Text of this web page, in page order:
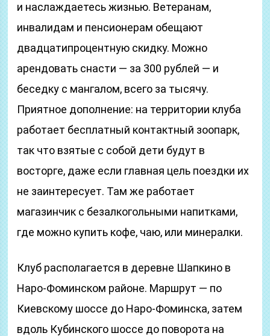
и наслаждаетесь жизнью. Ветеранам,
инвалидам и пенсионерам обещают
двадцатипроцентную скидку. Можно
арендовать снасти — за 300 рублей — и
беседку с мангалом, всего за тысячу.
Приятное дополнение: на территории клуба
работает бесплатный контактный зоопарк,
так что взятые с собой дети будут в
восторге, даже если главная цель поездки их
не заинтересует. Там же работает
магазинчик с безалкогольными напитками,
где можно купить кофе, чаю, или минералки.
Клуб располагается в деревне Шапкино в
Наро-Фоминском районе. Маршрут — по
Киевскому шоссе до Наро-Фоминска, затем
вдоль Кубинского шоссе до поворота на